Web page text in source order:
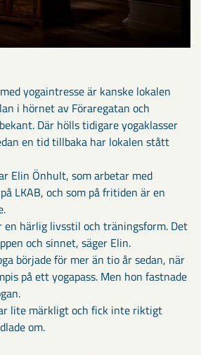
yogaintresse är kanske lokalen
i hörnet av Föraregatan och
Där hölls tidigare yogaklasser
en tid tillbaka har lokalen stått
Elin Önhult, som arbetar med
LKAB, och som på fritiden är en
en härlig livsstil och träningsform. Det
och sinnet, säger Elin.
började för mer än tio år sedan, när
på ett yogapass. Men hon fastnade
lite märkligt och fick inte riktigt
om.